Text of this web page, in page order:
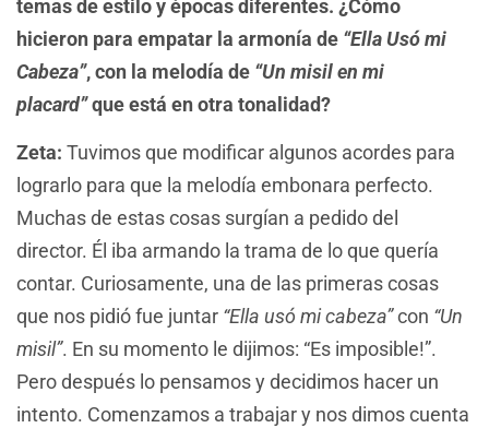
temas de estilo y épocas diferentes. ¿Cómo
hicieron para empatar la armonía de “Ella Usó mi
Cabeza”, con la melodía de “Un misil en mi
placard”que está en otra tonalidad?
Zeta: Tuvimos que modificar algunos acordes para
lograrlo para que la melodía embonara perfecto.
Muchas de estas cosas surgían a pedido del
director. Él iba armando la trama de lo que quería
contar. Curiosamente, una de las primeras cosas
que nos pidió fue juntar “Ella usó mi cabeza”con “Un
misil”. En su momento le dijimos: “Es imposible!”.
Pero después lo pensamos y decidimos hacer un
intento. Comenzamos a trabajar y nos dimos cuenta